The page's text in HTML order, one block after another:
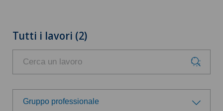
Tutti i lavori (2)
Gruppo professionale